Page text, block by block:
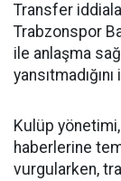
Transfer
Trabzonspor
ile anlaşma
Kulüp
haberlerine
vurgularken,